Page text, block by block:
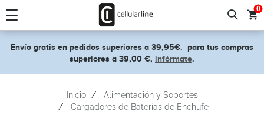
0
Envío gratis en pedidos superiores a 39,95€. para tus compras
superiores a 39,00 €, infórmate.
Inicio
Alimentación y Soportes
Cargadores de Baterías de Enchufe